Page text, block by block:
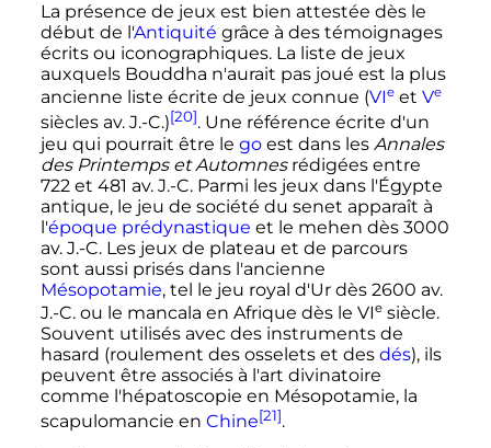
La présence de jeux est bien attestée dès le
début de l'Antiquité grâce à des témoignages
écrits ou iconographiques. La liste de jeux
auxquels Bouddha n'aurait pas joué est la plus
ancienne liste écrite de jeux connue (VIe et Ve
siècles av. J.-C.)[20]. Une référence écrite d'un
jeu qui pourrait être le goest dans les Annales
des Printemps et Automnesrédigées entre
722 et 481 av. J.-C. Parmi les jeux dans l'Égypte
antique, le jeu de société du senet apparaît à
l'époque prédynastique et le mehen dès 3000
av. J.-C.Les jeux de plateau et de parcours
sont aussi prisés dans l'ancienne
Mésopotamie, tel le jeu royal d'Ur dès 2600 av.
J.-C.ou le mancala en Afrique dès le VIe siècle.
Souvent utilisés avec des instruments de
hasard (roulement des osselets et des dés), ils
peuvent être associés à l'art divinatoire
comme l'hépatoscopie en Mésopotamie, la
scapulomancie en Chine[21].